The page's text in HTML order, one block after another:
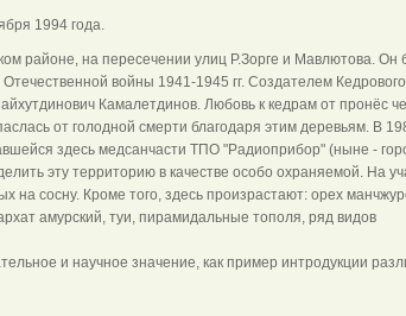
1994 года.
районе, на пересечении улиц Р.Зорге и Мавлютова. Он
войны 1941-1945 гг. Создателем
Камалетдинов. Любовь к кедрам от пронёс
от голодной смерти благодаря этим деревьям. В
здесь медсанчасти ТПО "Радиоприбор" (ныне -
эту территорию в качестве особо охраняемой. На
сосну. Кроме того, здесь произрастают: орех
амурский, туи, пирамидальные тополя, ряд видов
и научное значение, как пример интродукции